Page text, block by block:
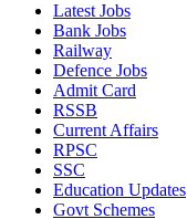
Latest Jobs
Bank Jobs
Railway
Defence Jobs
Admit Card
RSSB
Current Affairs
RPSC
SSC
Education Updates
Govt Schemes